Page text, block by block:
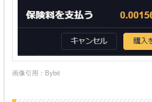
画像引用：Bybit